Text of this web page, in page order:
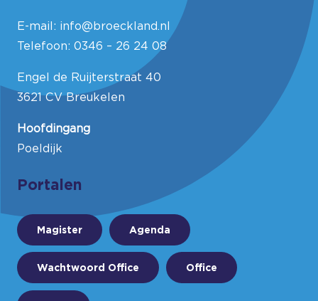
E-mail: info@broeckland.nl
Telefoon: 0346 – 26 24 08
Engel de Ruijterstraat 40
3621 CV Breukelen
Hoofdingang
Poeldijk
Portalen
Magister Agenda
Wachtwoord Office Office